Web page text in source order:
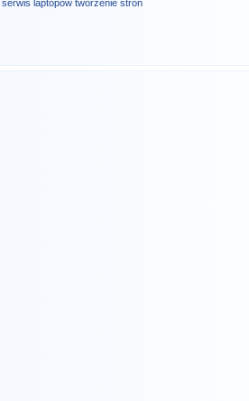
serwis laptopów tworzenie stron